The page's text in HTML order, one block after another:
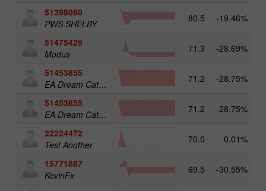
51398080
PWS SHELBY
80.5 -19.46%
51475429
Modus
71.3 -28.69%
51453855
EA Dream Catcher
71.2 -28.75%
51453855
EA Dream Catcher
71.2 -28.75%
22224472
Test Another
70.0 0.01%
15771887
KevinFx
69.5 -30.55%